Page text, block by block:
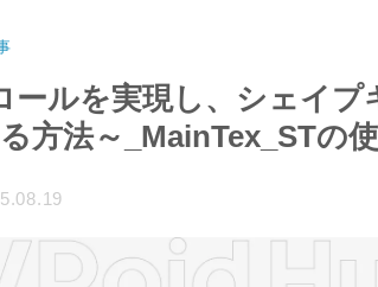
ールを実現し、シェイプ
方法～_MainTex_STの